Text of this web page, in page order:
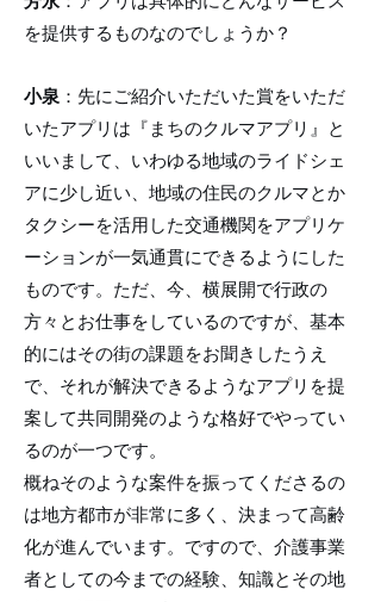
を提供するものなのでしょうか？
小泉 ：先にご紹介いただいた賞をいただ
いたアプリは『まちのクルマアプリ』と
いいまして、いわゆる地域のライドシェ
アに少し近い、地域の住民のクルマとか
タクシーを活用した交通機関をアプリケ
ーションが一気通貫にできるようにした
ものです。ただ、今、横展開で行政の
方々とお仕事をしているのですが、基本
的にはその街の課題をお聞きしたうえ
で、それが解決できるようなアプリを提
案して共同開発のような格好でやってい
るのが一つです。
概ねそのような案件を振ってくださるの
は地方都市が非常に多く、決まって高齢
化が進んでいます。ですので、介護事業
者としての今までの経験、知識とその地